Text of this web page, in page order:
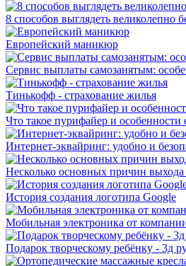
8 способов выглядеть великолепно
Европейский маникюр
Сервис выплаты самозанятым:
Тинькофф - страхование жилья
Что такое пурифайер и особенности
Интернет-эквайринг: удобно и
Несколько основных причин выхода
История создания логотипа Google
Мобильная электроника от
Подарок творческому ребёнку - 3д